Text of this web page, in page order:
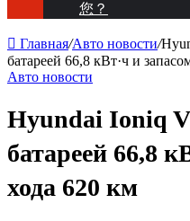
您？
Главная/Авто новости/
батареей 66,8 кВт·ч и
Авто новости
Hyundai Ioniq V
батареей 66,8
хода 620 км